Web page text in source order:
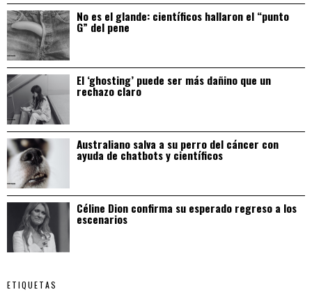
No es el glande: científicos hallaron el “punto
G” del pene
El ‘ghosting’ puede ser más dañino que un
rechazo claro
Australiano salva a su perro del cáncer con
ayuda de chatbots y científicos
Céline Dion confirma su esperado regreso a los
escenarios
ETIQUETAS